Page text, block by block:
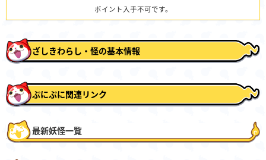
ポイント入手不可です。
ざしきわらし・怪の基本情報
ぷにぷに関連リンク
最新妖怪一覧